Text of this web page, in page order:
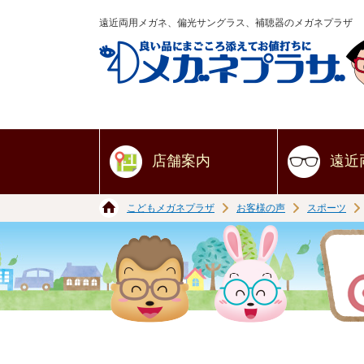
遠近両用メガネ、偏光サングラス、補聴器のメガネプラザ
店舗案内 遠近
こどもメガネプラザ お客様の声 スポーツ